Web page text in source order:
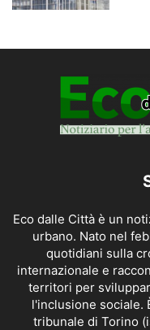
Eco dalle Città è un
urbano. Nato nel
quotidiani sulla
internazionale e
territori per
l'inclusione sociale.
tribunale di Torino